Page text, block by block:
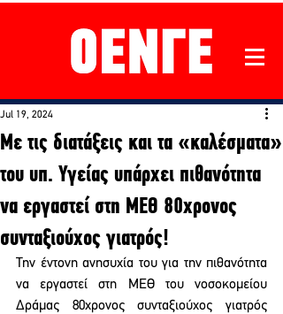
Με τις διατάξεις και τα «καλέσματα»
του υπ. Υγείας υπάρχει πιθανότητα
να εργαστεί στη ΜΕΘ 80χρονος
συνταξιούχος γιατρός!
Jul 19, 2024
Την έντονη ανησυχία του για την πιθανότητα
να εργαστεί στη ΜΕΘ του νοσοκομείου
Δράμας 80χρονος συνταξιούχος γιατρός